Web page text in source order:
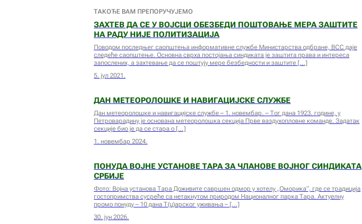
ТАКОЂЕ ВАМ ПРЕПОРУЧУЈЕМО
ЗАХТЕВ ДА СЕ У ВОЈСЦИ ОБЕЗБЕДИ ПОШТОВАЊЕ МЕРА ЗАШТИТЕ
НА РАДУ НИЈЕ ПОЛИТИЗАЦИЈА
Поводом последњег саопштења информативне службе Министарства одбране, ВСС даје
следеће саопштење. Основна сврха постојања синдиката је заштита права и интереса
запослених, а захтевање да се поштују мере безбедности и заштите
5. јул 2021.
ДАН МЕТЕОРОЛОШКЕ И НАВИГАЦИЈСКЕ СЛУЖБЕ
Дан метеоролошке и навигацијске службе – 1. новембар. – Тог дана 1923. године, у
Петроварадину је основана метеоролошка секција Прве ваздухопловне команде. Задатак
секције био је да се стара о
1. новембар 2024.
ПОНУДА ВОЈНЕ УСТАНОВЕ ТАРА ЗА ЧЛАНОВЕ ВОЈНОГ СИНДИКАТА
СРБИЈЕ
Фото: Војна установа Тара Доживите савршен одмор у хотелу „Оморика“, где се традиција
гостопримства сусреће са нетакнутом природом Националног парка Тара. Актуелну
промо понуду – 10 дана Т(ц)арског уживања –
30. јун 2026.